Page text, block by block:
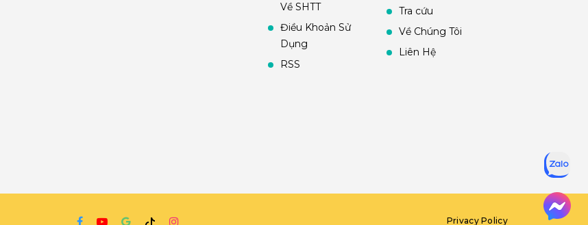
Về SHTT
Điều Khoản Sử
Dụng
RSS
Tra cứu
Về Chúng Tôi
Liên Hệ
Privacy Policy